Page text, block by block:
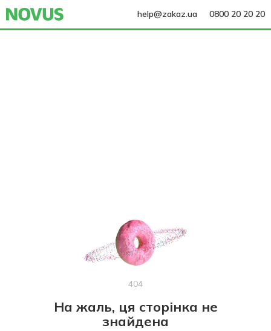
help@zakaz.ua 0800 20 20 20
404
На жаль, ця сторінка не
знайдена